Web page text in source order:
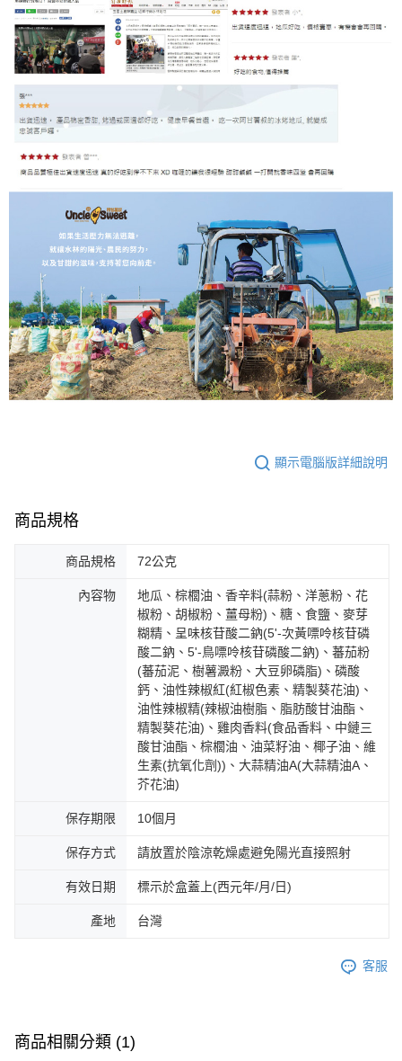
顯示電腦版詳細說明
商品規格
商品規格 72公克
內容物
地瓜、棕櫚油、香辛料(蒜粉、洋蔥粉、花
椒粉、胡椒粉、薑母粉)、糖、食鹽、麥芽
糊精、呈味核苷酸二鈉(5'-次黃嘌呤核苷磷
酸二鈉、5'-鳥嘌呤核苷磷酸二鈉)、蕃茄粉
(蕃茄泥、樹薯澱粉、大豆卵磷脂)、磷酸
鈣、油性辣椒紅(紅椒色素、精製葵花油)、
油性辣椒精(辣椒油樹脂、脂肪酸甘油酯、
精製葵花油)、雞肉香料(食品香料、中鏈三
酸甘油酯、棕櫚油、油菜籽油、椰子油、維
生素(抗氧化劑))、大蒜精油A(大蒜精油A、
芥花油)
保存期限 10個月
保存方式 請放置於陰涼乾燥處避免陽光直接照射
有效日期 標示於盒蓋上(西元年/月/日)
產地 台灣
客服
商品相關分類 (1)